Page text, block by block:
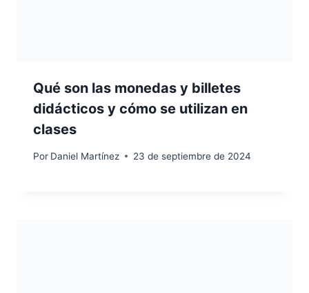
Qué son las monedas y billetes
didácticos y cómo se utilizan en
clases
Por Daniel Martínez 23 de septiembre de 2024